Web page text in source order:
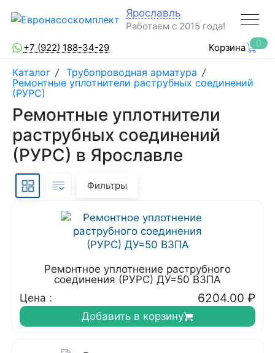
Ярославль
Работаем с 2015 года!
+7 (922) 188-34-29
Корзина 0
Каталог / Трубопроводная арматура /
Ремонтные уплотнители раструбных соединений
(РУРС)
Ремонтные уплотнители
раструбных соединений
(РУРС) в Ярославле
Фильтры
Ремонтное уплотнение раструбного
соединения (РУРС) ДУ=50 ВЗПА
Цена :
6204.00 ₽
Добавить в корзину